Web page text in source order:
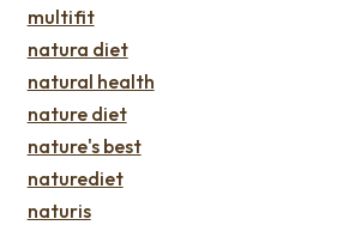
multifit
natura diet
natural health
nature diet
nature's best
naturediet
naturis